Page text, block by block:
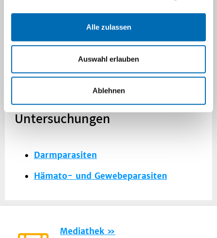
Alle zulassen
Auswahl erlauben
Ablehnen
Navigation
Parasitologische
Untersuchungen
Darmparasiten
Hämato- und Gewebeparasiten
Mediathek